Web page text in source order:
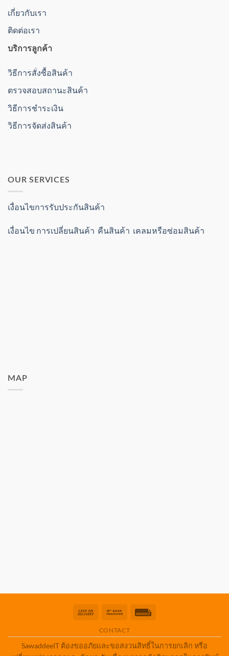
เกี่ยวกับเรา
ติดต่อเรา
บริการลูกค้า
วิธีการสั่งซื้อสินค้า
ตรวจสอบสถานะสินค้า
วิธีการชำระเงิน
วิธีการจัดส่งสินค้า
OUR SERVICES
เงื่อนไขการรับประกันสินค้า
เงื่อนไข การเปลี่ยนสินค้า คืนสินค้า เคลมหรือซ่อมสินค้า
MAP
Cash
Delivery
Bank
CONTACT
SawaddeeIT ต้องขออภัยและขอสงวนสิทธิ์ในการยกเลิก หรือ